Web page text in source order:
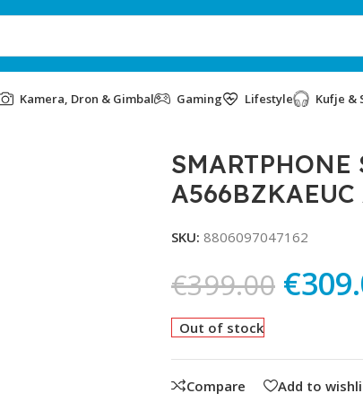
Kamera, Dron & Gimbal Gaming Lifestyle Kufje &
SKU: 8806097047162
€399.00 €
Out of stock
Compare Add to